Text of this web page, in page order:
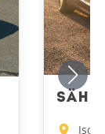
Iso-